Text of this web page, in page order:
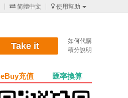
 简體中文  使用幫助
Take it
如何代購
積分說明
匯率換算
eBuy充值